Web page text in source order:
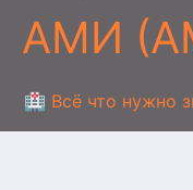
АМИ
🏥 Всё что нужно